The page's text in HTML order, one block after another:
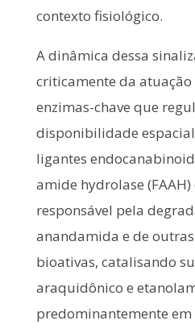
contexto fisiológico.
A dinâmica dessa
criticamente da
enzimas-chave que
disponibilidade
ligantes
amide hydrolase
responsável pela
anandamida e de
bioativas, catalisando
araquidônico e
predominantemente